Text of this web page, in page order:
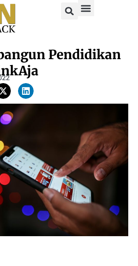
Pendidikan